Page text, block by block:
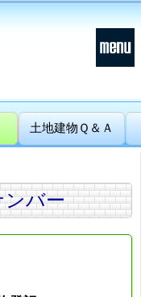
土地建物Ｑ＆Ａ
ンバー